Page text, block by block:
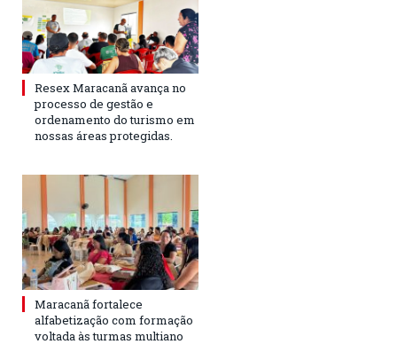
Resex Maracanã avança no
processo de gestão e
ordenamento do turismo em
nossas áreas protegidas.
Maracanã fortalece
alfabetização com formação
voltada às turmas multiano